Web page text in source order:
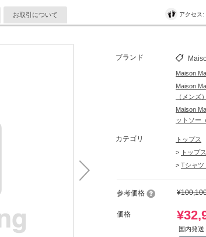
お取引について アクセス:
ブランド
Maison
Maison
（メンズ）
Maison
ットソー
カテゴリ
トップス
> トップ
> Tシャツ
参考価格
価格
国内発